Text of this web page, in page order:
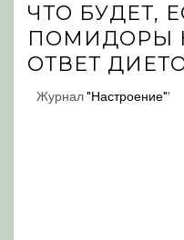
ЧТО БУДЕТ,
ПОМИДОРЫ
ОТВЕТ
Журнал"Настроение"'